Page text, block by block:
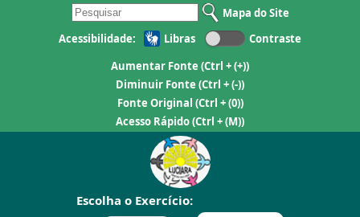
Mapa do Site
Acessibilidade:
Libras
Contraste
Aumentar Fonte (Ctrl + (+))
Diminuir Fonte (Ctrl + (-))
Fonte Original (Ctrl + (0))
Acesso Rápido(Ctrl + (M))
Escolha o Exercício: